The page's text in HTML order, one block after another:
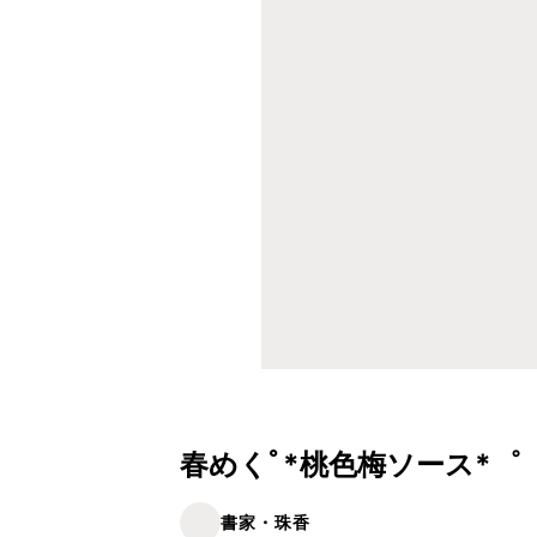
春めくﾟ*桃色梅ソース*゜
書家・珠香